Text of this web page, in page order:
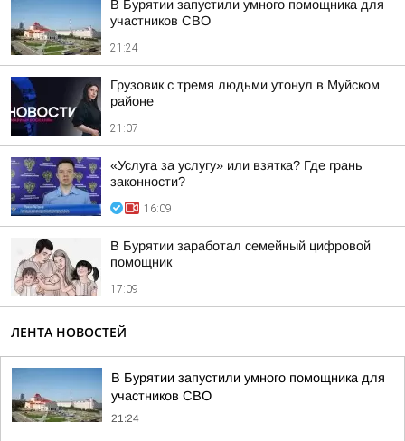
В Бурятии запустили умного помощника для
участников СВО
21:24
Грузовик с тремя людьми утонул в Муйском
районе
21:07
«Услуга за услугу» или взятка? Где грань
законности?
16:09
В Бурятии заработал семейный цифровой
помощник
17:09
ЛЕНТА НОВОСТЕЙ
В Бурятии запустили умного помощника для
участников СВО
21:24